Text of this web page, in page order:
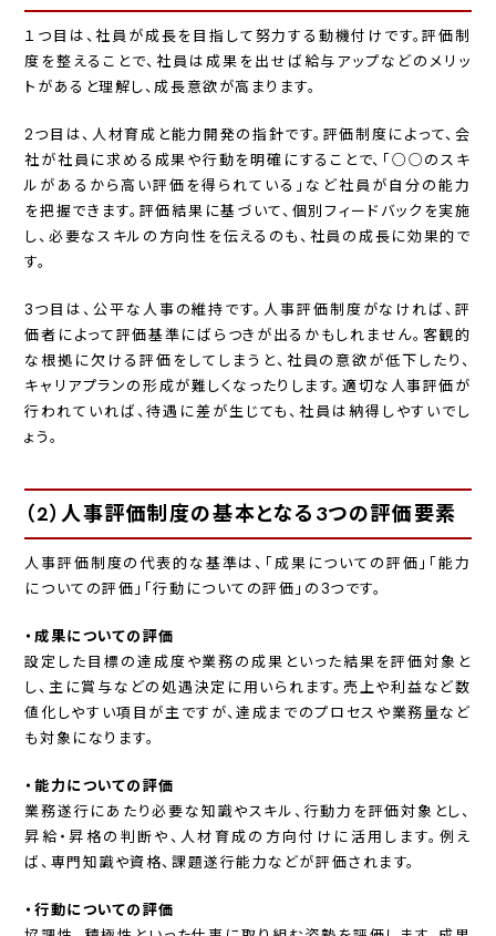
１つ目は、社員が成長を目指して努力する動機付けです。評価制
度を整えることで、社員は成果を出せば給与アップなどのメリッ
トがあると理解し、成長意欲が高まります。
2つ目は、人材育成と能力開発の指針です。評価制度によって、会
社が社員に求める成果や行動を明確にすることで、「○○のスキ
ルがあるから高い評価を得られている」など社員が自分の能力
を把握できます。評価結果に基づいて、個別フィードバックを実施
し、必要なスキルの方向性を伝えるのも、社員の成長に効果的で
す。
3つ目は、公平な人事の維持です。人事評価制度がなければ、評
価者によって評価基準にばらつきが出るかもしれません。客観的
な根拠に欠ける評価をしてしまうと、社員の意欲が低下したり、
キャリアプランの形成が難しくなったりします。適切な人事評価が
行われていれば、待遇に差が生じても、社員は納得しやすいでし
ょう。
（2）人事評価制度の基本となる3つの評価要素
人事評価制度の代表的な基準は、「成果についての評価」「能力
についての評価」「行動についての評価」の3つです。
・成果についての評価
設定した目標の達成度や業務の成果といった結果を評価対象と
し、主に賞与などの処遇決定に用いられます。売上や利益など数
値化しやすい項目が主ですが、達成までのプロセスや業務量など
も対象になります。
・能力についての評価
業務遂行にあたり必要な知識やスキル、行動力を評価対象とし、
昇給・昇格の判断や、人材育成の方向付けに活用します。例え
ば、専門知識や資格、課題遂行能力などが評価されます。
・行動についての評価